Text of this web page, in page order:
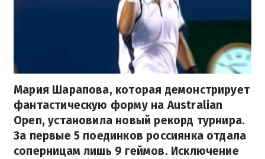
Мария Шарапова, которая демонстрирует
фантастическую форму на Australian
Open, установила новый рекорд турнира.
За первые 5 поединков россиянка отдала
соперницам лишь 9 геймов. Исключение